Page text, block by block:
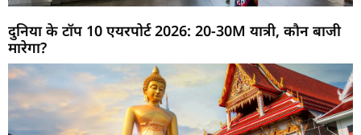
दुनिया के टॉप 10 एयरपोर्ट 2026: 20-30M यात्री, कौन बाजी
मारेगा?